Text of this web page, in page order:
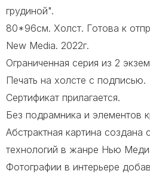
грудиной".
80*96см. Холст. Готова к
New Media. 2022г.
Ограниченная серия из 2
Печать на холсте с подписью.
Сертификат прилагается.
Без подрамника и элементов
Абстрактная картина
технологий в жанре Нью
Фотографии в интерьере